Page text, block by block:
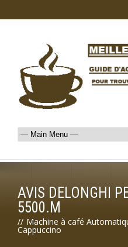
AVIS DELONGHI
5500.M
// Machine à café
Cappuccino